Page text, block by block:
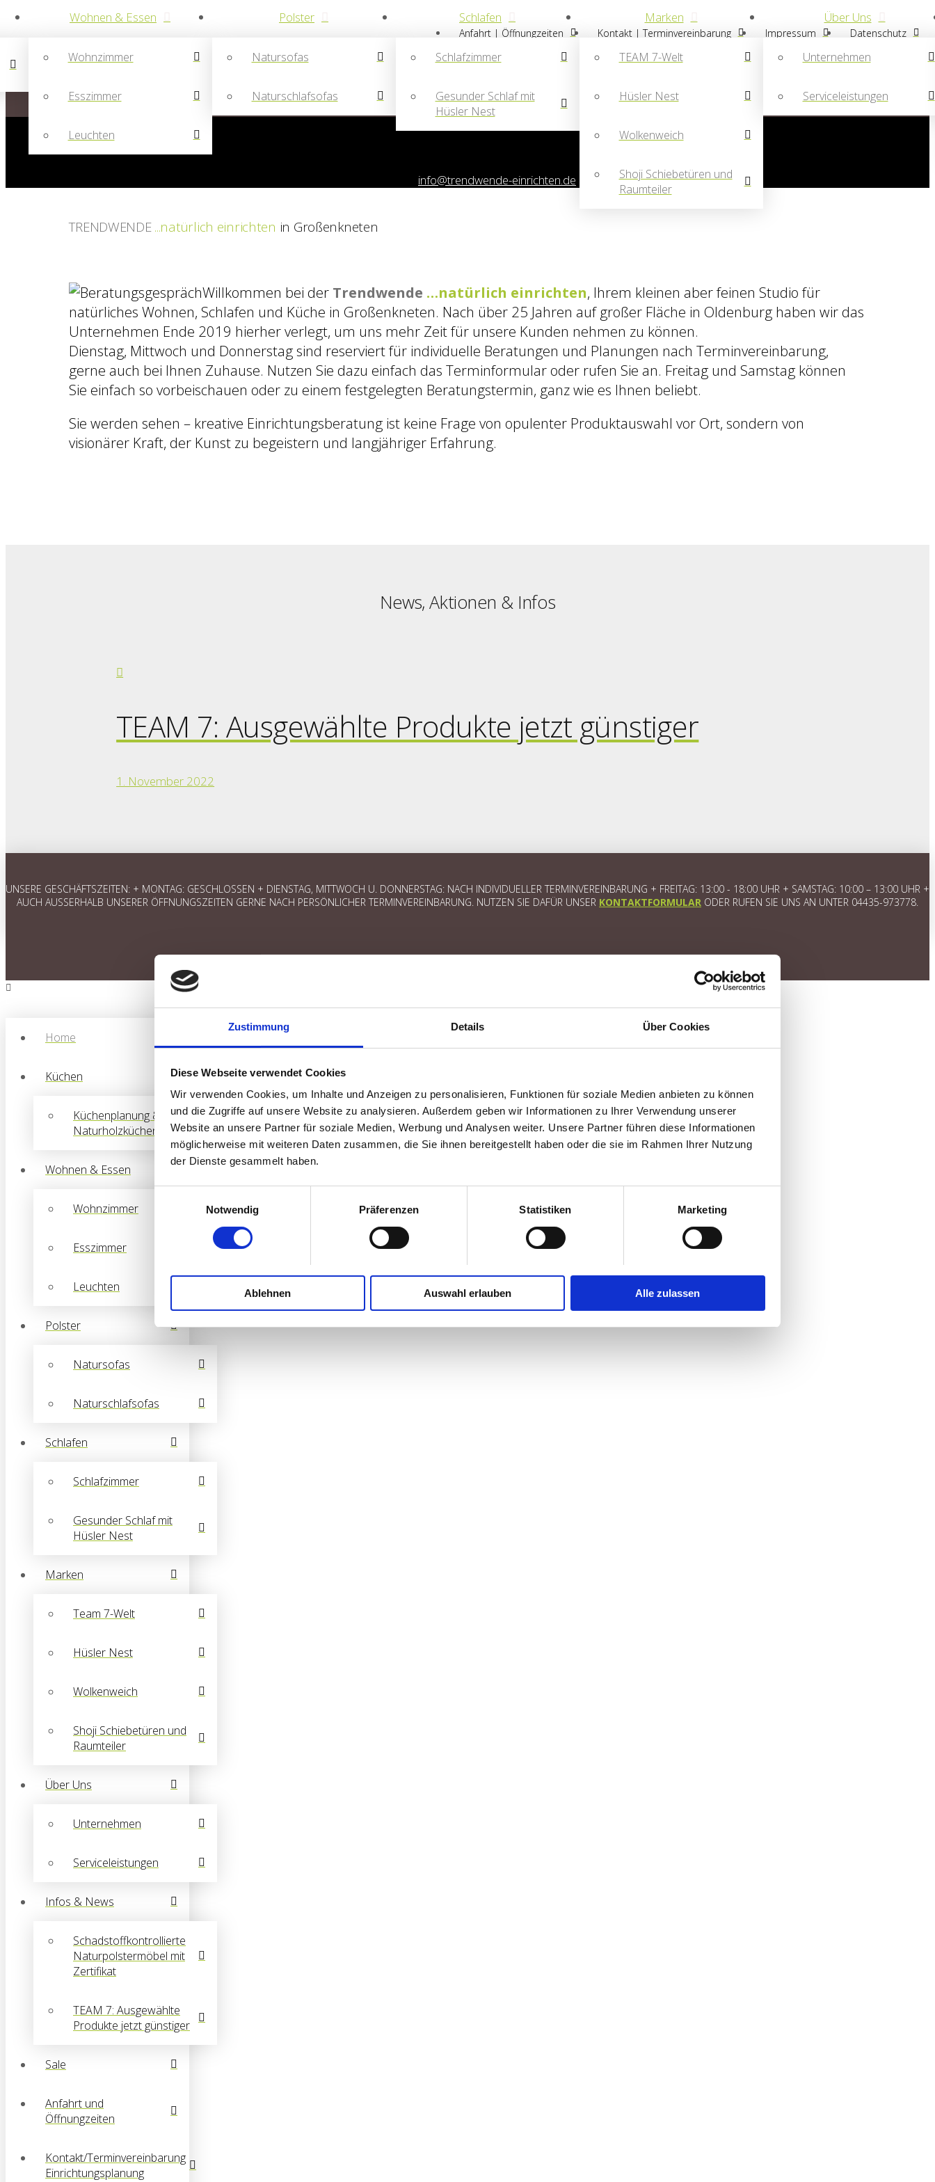
Zustimmung Details Über Cookies
Diese Webseite verwendet Cookies
Wir verwenden Cookies, um Inhalte und Anzeigen zu personalisieren, Funktionen für soziale Medien anbieten zu können
und die Zugriffe auf unsere Website zu analysieren. Außerdem geben wir Informationen zu Ihrer Verwendung unserer
Website an unsere Partner für soziale Medien, Werbung und Analysen weiter. Unsere Partner führen diese Informationen
möglicherweise mit weiteren Daten zusammen, die Sie ihnen bereitgestellt haben oder die sie im Rahmen Ihrer Nutzung
der Dienste gesammelt haben.
Notwendig
Präferenzen Statistiken Marketing
Ablehnen Auswahl erlauben Alle zulassen
Anfahrt | Öffnungzeiten Kontakt | Terminvereinbarung Impressum Datenschutz
Wohnen & Essen
Wohnzimmer
Esszimmer
Leuchten
Polster
Natursofas
Naturschlafsofas
Schlafen
Schlafzimmer
Gesunder Schlaf mit
Hüsler Nest
Marken
TEAM 7-Welt
Hüsler Nest
Wolkenweich
Shoji Schiebetüren und
Raumteiler
Über Uns
Unternehmen
Serviceleistungen
immer harmonisch in natürlichem Ambiente Zeitlos elegant in wohngesundem NaturholzKochenGelingt am besten in Naturholzküchen
info@trendwende-einrichten.de
TRENDWENDE ...natürlich einrichten in Großenkneten
Willkommen bei der Trendwende …natürlich einrichten, Ihrem kleinen aber feinen Studio für
natürliches Wohnen, Schlafen und Küche in Großenkneten. Nach über 25 Jahren auf großer Fläche in Oldenburg haben wir das
Unternehmen Ende 2019 hierher verlegt, um uns mehr Zeit für unsere Kunden nehmen zu können.
Dienstag, Mittwoch und Donnerstag sind reserviert für individuelle Beratungen und Planungen nach Terminvereinbarung,
gerne auch bei Ihnen Zuhause. Nutzen Sie dazu einfach das Terminformular oder rufen Sie an. Freitag und Samstag können
Sie einfach so vorbeischauen oder zu einem festgelegten Beratungstermin, ganz wie es Ihnen beliebt.
Sie werden sehen – kreative Einrichtungsberatung ist keine Frage von opulenter Produktauswahl vor Ort, sondern von
visionärer Kraft, der Kunst zu begeistern und langjähriger Erfahrung.
News, Aktionen & Infos
TEAM 7: Ausgewählte Produkte jetzt günstiger
1. November 2022
UNSERE GESCHÄFTSZEITEN: + MONTAG: GESCHLOSSEN + DIENSTAG, MITTWOCH U. DONNERSTAG: NACH INDIVIDUELLER TERMINVEREINBARUNG + FREITAG: 13:00 - 18:00 UHR + SAMSTAG: 10:00 – 13:00 UHR +
AUCH AUSSERHALB UNSERER ÖFFNUNGSZEITEN GERNE NACH PERSÖNLICHER TERMINVEREINBARUNG. NUTZEN SIE DAFÜR UNSER KONTAKTFORMULAR ODER RUFEN SIE UNS AN UNTER 04435-973778.
Powered by Wordpress; Concept by Margit Mederer-Lahntroch;
Home
Küchen
Küchenplanung &
Naturholzküchen
Wohnen & Essen
Wohnzimmer
Esszimmer
Leuchten
Polster
Natursofas
Naturschlafsofas
Schlafen
Schlafzimmer
Gesunder Schlaf mit
Hüsler Nest
Marken
Team 7-Welt
Hüsler Nest
Wolkenweich
Shoji Schiebetüren und
Raumteiler
Über Uns
Unternehmen
Serviceleistungen
Infos & News
Schadstoffkontrollierte
Naturpolstermöbel mit
Zertifikat
TEAM 7: Ausgewählte
Produkte jetzt günstiger
Sale
Anfahrt und
Öffnungzeiten
Kontakt/Terminvereinbarung
Einrichtungsplanung